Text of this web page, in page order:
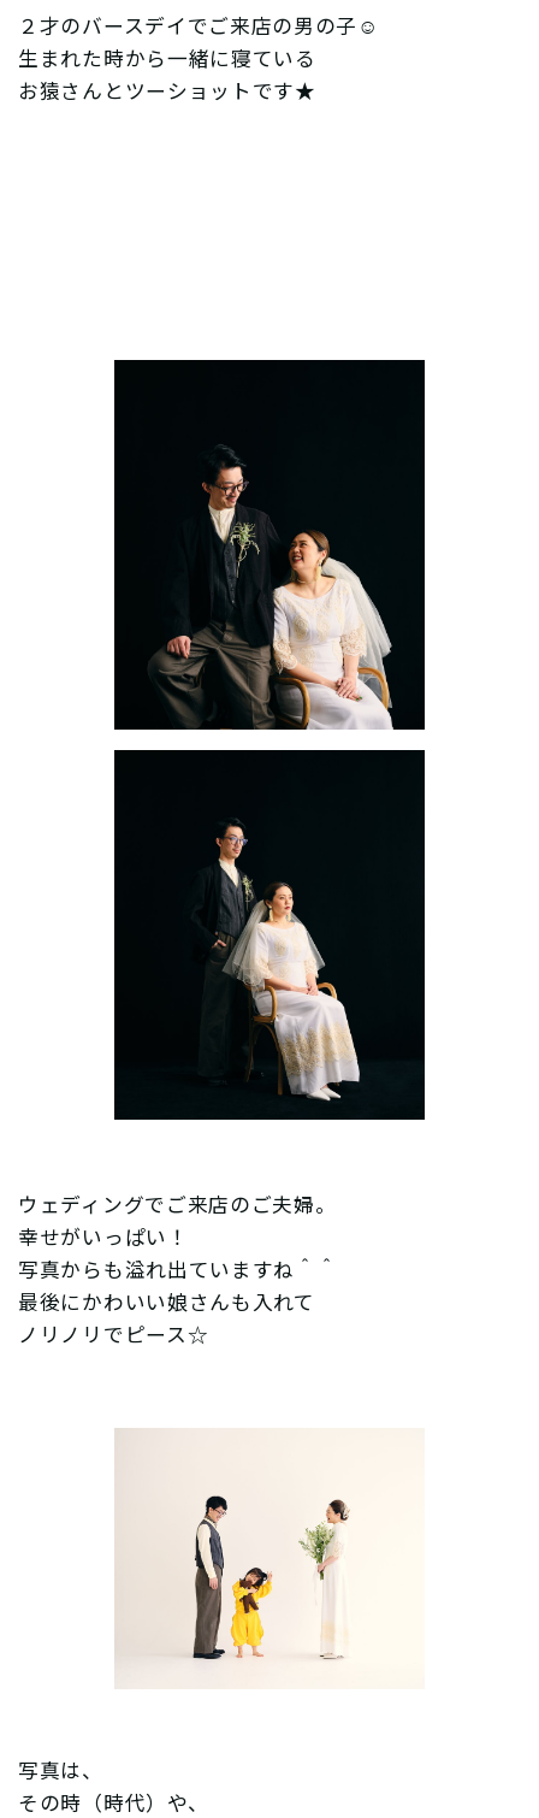
２才のバースデイでご来店の男の子☺︎
生まれた時から一緒に寝ている
お猿さんとツーショットです★
ウェディングでご来店のご夫婦。
幸せがいっぱい！
写真からも溢れ出ていますね＾＾
最後にかわいい娘さんも入れて
ノリノリでピース☆
写真は、
その時（時代）や、